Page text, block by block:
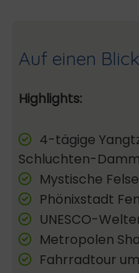
Auf einen Blick
Highlights:
4-tägige
Schluchten-Damm
Mystische
Phönixstadt
UNESCO-
Metropolen
Fahrradtour